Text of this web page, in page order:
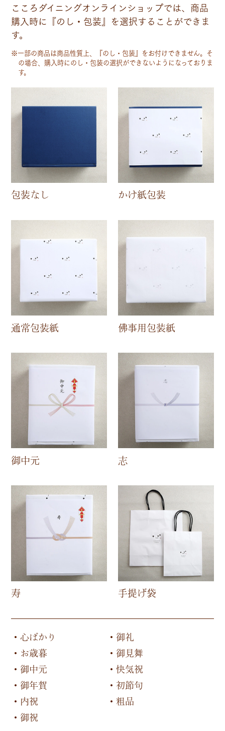
こころダイニングオンラインショップでは、商品
購入時に『のし・包装』を選択することができま
す。
※一部の商品は商品性質上、『のし・包装』をお付けできません。そ
の場合、購入時にのし・包装の選択ができないようになっておりま
す。
包装なし かけ紙包装
通常包装紙 佛事用包装紙
御中元 志
寿 手提げ袋
心ばかり
お歳暮
御中元
御年賀
内祝
御祝
御礼
御見舞
快気祝
初節句
粗品